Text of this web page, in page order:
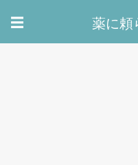
☰ 薬に頼